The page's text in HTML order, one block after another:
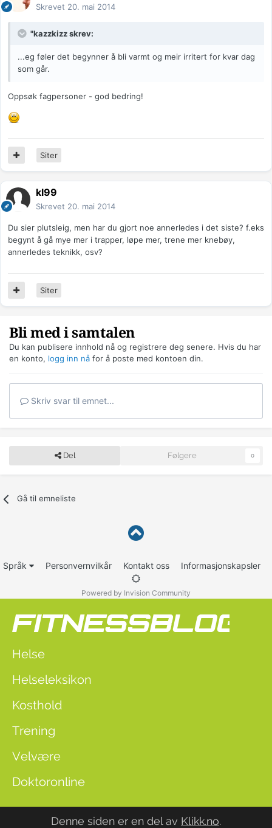
Skrevet 20. mai 2014
"kazzkizz skrev:
...eg føler det begynner å bli varmt og meir irritert for kvar dag
som går.
Oppsøk fagpersoner - god bedring!
Siter
kl99
Skrevet 20. mai 2014
Du sier plutsleig, men har du gjort noe annerledes i det siste? f.eks
begynt å gå mye mer i trapper, løpe mer, trene mer knebøy,
annerledes teknikk, osv?
Siter
Bli med i samtalen
Du kan publisere innhold nå og registrere deg senere. Hvis du har
en konto, logg inn nå for å poste med kontoen din.
Skriv svar til emnet...
Del Følgere 0
Gå til emneliste
Språk Personvernvilkår Kontakt oss Informasjonskapsler
Powered by Invision Community
Helse
Helseleksikon
Kosthold
Trening
Velvære
Doktoronline
Denne siden er en del av Klikk.no.